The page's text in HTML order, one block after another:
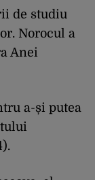
de studiu
Norocul a
Anei
a-și putea